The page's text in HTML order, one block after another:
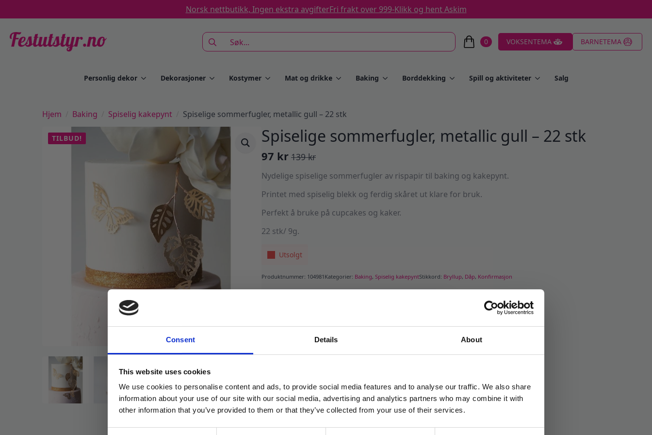
Consent Details About
This website uses cookies
We use cookies to personalise content and ads, to provide social media features and to analyse our traffic. We also share
information about your use of our site with our social media, advertising and analytics partners who may combine it with
other information that you’ve provided to them or that they’ve collected from your use of their services.
Norsk nettbutikk, Ingen ekstra avgifterFri frakt over 999-Klikk og hent Askim
Search
for:
0 VOKSENTEMA BARNETEMA
Personlig dekor Dekorasjoner Kostymer Mat og drikke Baking Borddekking Spill og aktiviteter Salg
Hjem Baking Spiselig kakepynt Spiselige sommerfugler, metallic gull – 22 stk
TILBUD! Spiselige sommerfugler, metallic gull – 22 stk
139kr
Opprinnelig
pris
139 kr.
97 kr
Nåværende
pris
97 kr.
Nydelige spiselige sommerfugler av rispapir til baking og kakepynt.
Printet med spiselig blekk og ferdig skåret ut klare for bruk.
Perfekt å bruke på cupcakes og kaker.
22 stk/ 9g.
Utsolgt
Produktnummer: 104981 Kategorier: Baking,Spiselig kakepyntStikkord: Bryllup, Dåp, Konfirmasjon
få eksklusive tilbud og masse
inspirasjon rett i innboksen